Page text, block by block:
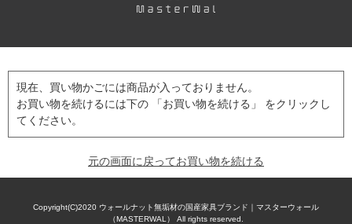
現在、買い物かごには商品が入っておりません。
お買い物を続けるには下の 「お買い物を続ける」 をクリックし
てください。
元の画面に戻ってお買い物を続ける
Copyright(C)2020 ウォールナット無垢材の国産家具ブランド｜マスターウォール
（MASTERWAL） All rights reserved.